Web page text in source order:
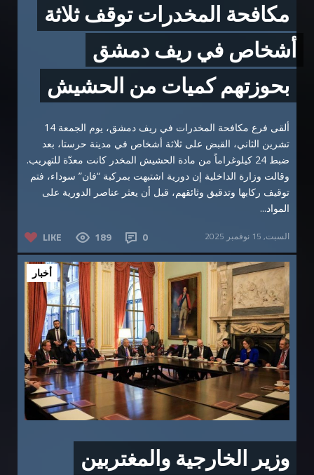
مكافحة المخدرات توقف ثلاثة
أشخاص في ريف دمشق
بحوزتهم كميات من الحشيش
ألقى فرع مكافحة المخدرات في ريف دمشق، يوم الجمعة 14
تشرين الثاني، القبض على ثلاثة أشخاص في مدينة حرستا، بعد
ضبط 24 كيلوغراماً من مادة الحشيش المخدر كانت معدّة للتهريب.
وقالت وزارة الداخلية إن دورية اشتبهت بمركبة “فان” سوداء، فتم
توقيف ركابها وتدقيق وثائقهم، قبل أن يعثر عناصر الدورية على
المواد...
LIKE 189 0 السبت, 15 نوفمبر 2025
أخبار
وزير الخارجية والمغتربين